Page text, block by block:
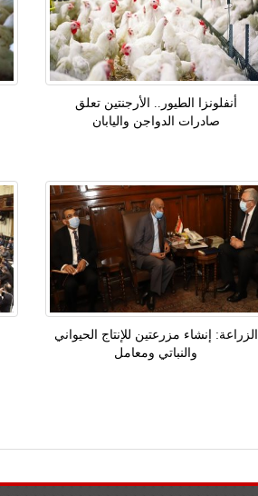
أنفلونزا الطيور.. الأرجنتين تعلق
صادرات الدواجن واليابان
الزراعة: إنشاء مزرعتين للإنتاج الحيواني
والنباتي ومعامل